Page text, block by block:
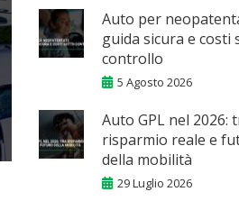
Auto per
guida sicura e costi
controllo
5 Agosto 2026
Auto GPL nel 2026:
risparmio reale e
della mobilità
29 Luglio 2026